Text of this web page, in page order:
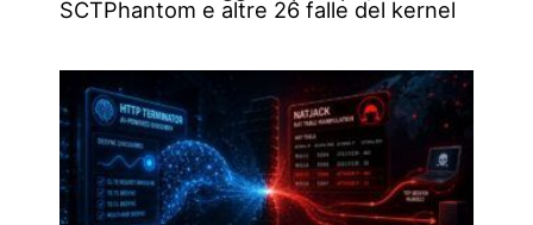
SCTPhantom e altre 26 falle del kernel